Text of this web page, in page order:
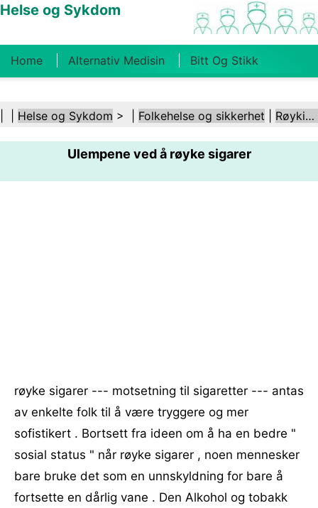
Helse og Sykdom
Home Alternativ Medisin Bitt Og Stikk
Kosthold Og Ernæring Familiehelse
Helsebransjen Psykisk Helse Folkehelse Og
Sikkerhet Kirurgi Og Prosedyrer Helse
Helse og Sykdom > | Folkehelse og sikkerhet Røyking og tobakk
Ulempene ved å røyke sigarer
røyke sigarer --- motsetning til sigaretter --- antas
av enkelte folk til å være tryggere og mer
sofistikert . Bortsett fra ideen om å ha en bedre "
sosial status " når røyke sigarer , noen mennesker
bare bruke det som en unnskyldning for bare å
fortsette en dårlig vane . Den Alkohol og tobakk